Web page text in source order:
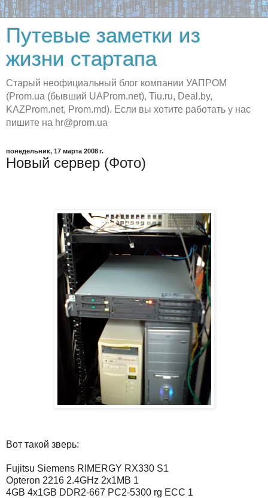
Путевые заметки из
жизни стартапа
Старый неофициальный блог компании УАПРОМ
(Prom.ua (бывший UAProm.net), Tiu.ru, Deal.by,
KAZProm.net, Prom.md). Если вы хотите работать у нас
пишите на hr@prom.ua
понедельник, 17 марта 2008 г.
Новый сервер (Фото)
Вот такой зверь:
Fujitsu Siemens RIMERGY RX330 S1
Opteron 2216 2.4GHz 2x1MB 1
4GB 4x1GB DDR2-667 PC2-5300 rg ECC 1